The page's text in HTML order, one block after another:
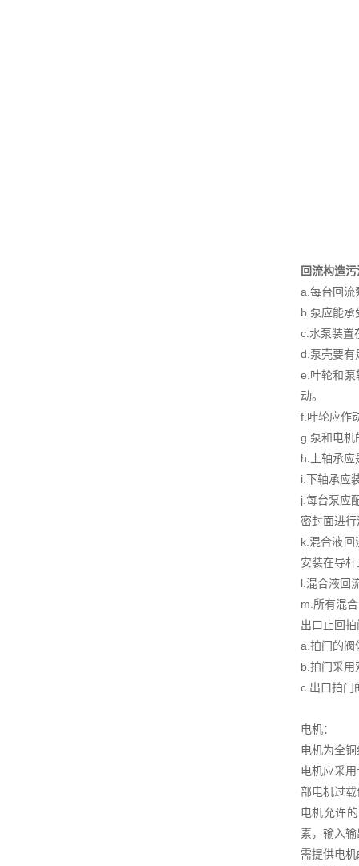
回流构造
a.每台回流
b.泵应能承
c.水泵装置
d.泵壳要有
e.叶轮和泵
动。
f.叶轮应作
g.泵和电机
h.上轴承应
i.下轴承应
j.每台泵应
密封面进
k.混合液回
安装在导
l.混合液回
m.所有混
出口止回
a.拍门的阀
b.拍门采用
c.出口拍门
电机：
电机为全
电机应采
部电机过
电机允许
素，输入
需提供电